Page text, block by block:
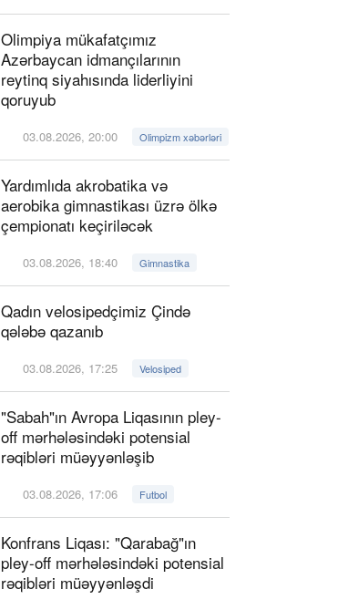
Olimpiya mükafatçımız
Azərbaycan idmançılarının
reytinq siyahısında liderliyini
qoruyub
03.08.2026, 20:00 Olimpizm xəbərləri
Yardımlıda akrobatika və
aerobika gimnastikası üzrə ölkə
çempionatı keçiriləcək
03.08.2026, 18:40 Gimnastika
Qadın velosipedçimiz Çində
qələbə qazanıb
03.08.2026, 17:25 Velosiped
"Sabah"ın Avropa Liqasının pley-
off mərhələsindəki potensial
rəqibləri müəyyənləşib
03.08.2026, 17:06 Futbol
Konfrans Liqası: "Qarabağ"ın
pley-off mərhələsindəki potensial
rəqibləri müəyyənləşdi